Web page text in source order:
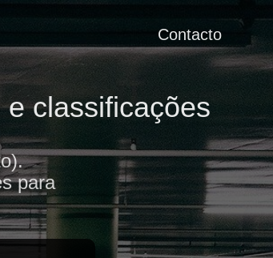
Contacto
classificações
para